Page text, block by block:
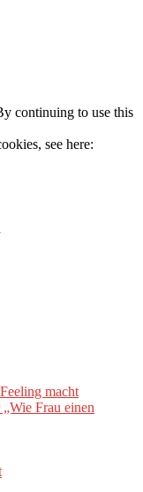
continuing to use this
see here:
macht
Frau einen